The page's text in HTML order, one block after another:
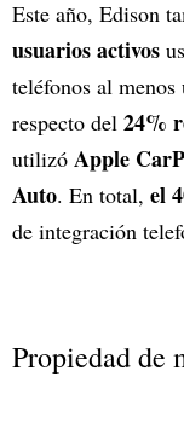
Este año, Edison
usuarios activos
teléfonos al
respecto del 24%
utilizó Apple
Auto. En total, el
de integración
Propiedad de